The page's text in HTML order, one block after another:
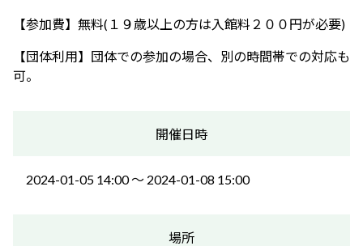
【参加費】無料(１９歳以上の方は入館料２００円が必要)
【団体利用】団体での参加の場合、別の時間帯での対応も
可。
開催日時
2024-01-05 14:00 〜 2024-01-08 15:00
場所